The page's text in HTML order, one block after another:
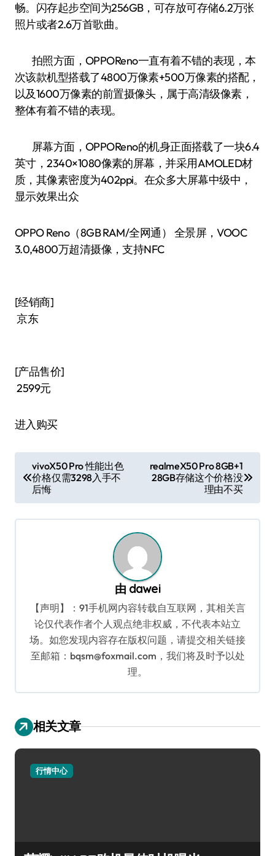
畅。闪存起步空间为256GB，可存放可存储6.2万张
照片或者2.6万首歌曲。
拍照方面，OPPOReno一直有着不错的表现，本
次该款机型搭载了4800万像素+500万像素的搭配，
以及1600万像素的前置摄像头，属于高清级像素，
整体有着不错的表现。
屏幕方面，OPPOReno的机身正面搭载了一块6.4
英寸，2340×1080像素的屏幕，并采用AMOLED材
质，其像素密度为402ppi。在众多大屏幕中级中，
显示效果出众
OPPO Reno（8GB RAM/全网通） 全景屏，VOOC
3.0,4800万超清摄像，支持NFC
[经销商]
京东
[产品售价]
2599元
进入购买
章
导
航
vivoX50 Pro 性能出色
价格仅需3298入手不
后悔
realmeX50 Pro 8GB+1
28GB存储这个价格没
理由不买
由 dawei
【声明】：91手机网内容转载自互联网，其相关言
论仅代表作者个人观点绝非权威，不代表本站立
场。如您发现内容存在版权问题，请提交相关链接
至邮箱：bqsm@foxmail.com，我们将及时予以处
理。
相关文章
行情中心